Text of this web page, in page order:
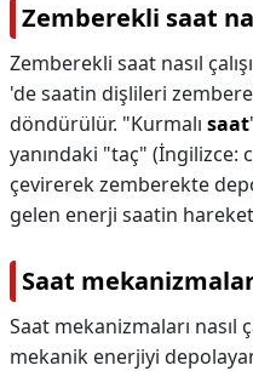
Zemberekli saat
Zemberekli saat nasıl
'de saatin dişlileri
döndürülür. "Kurmalı saat
yanındaki "taç" (İngilizce:
çevirerek zemberekte
gelen enerji saatin
Saat
Saat mekanizmaları nasıl
mekanik enerjiyi